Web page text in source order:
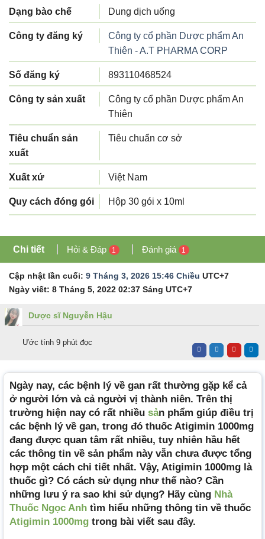
Dạng bào chế Dung dịch uống
Công ty đăng ký
Công ty cổ phần Dược phẩm An
Thiên - A.T PHARMA CORP
Số đăng ký 893110468524
Công ty sản xuất
Công ty cổ phần Dược phẩm An
Thiên
Tiêu chuẩn sản
xuất
Tiêu chuẩn cơ sở
Xuất xứ Việt Nam
Quy cách đóng gói Hộp 30 gói x 10ml
Chi tiết Hỏi & Đáp 1 Đánh giá 1
Cập nhật lần cuối: 9 Tháng 3, 2026 15:46 Chiều UTC+7
Ngày viết: 8 Tháng 5, 2022 02:37 Sáng UTC+7
Dược sĩ Nguyễn Hậu
Ước tính 9 phút đọc
Ngày nay, các bệnh lý về gan rất thường gặp kể cả
ở người lớn và cả người vị thành niên. Trên thị
trường hiện nay có rất nhiều sản phẩm giúp điều trị
các bệnh lý về gan, trong đó thuốc Atigimin 1000mg
đang được quan tâm rất nhiều, tuy nhiên hầu hết
các thông tin về sản phẩm này vẫn chưa được tổng
hợp một cách chi tiết nhất. Vậy, Atigimin 1000mg là
thuốc gì? Có cách sử dụng như thế nào? Cần
những lưu ý ra sao khi sử dụng? Hãy cùng Nhà
Thuốc Ngọc Anh tìm hiểu những thông tin về thuốc
Atigimin 1000mg trong bài viết sau đây.